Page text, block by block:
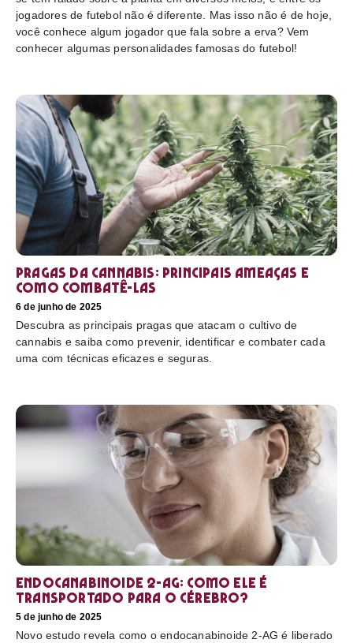
jogadores de futebol não é diferente. Mas isso não é de hoje,
você conhece algum jogador que fala sobre a erva? Vem
conhecer algumas personalidades famosas do futebol!
Pragas da cannabis: Principais ameaças e
como combatê-las
6 de junho de 2025
Descubra as principais pragas que atacam o cultivo de
cannabis e saiba como prevenir, identificar e combater cada
uma com técnicas eficazes e seguras.
Endocanabinoide 2-AG: Como ele é
transportado para o cérebro?
5 de junho de 2025
Novo estudo revela como o endocanabinoide 2-AG é liberado